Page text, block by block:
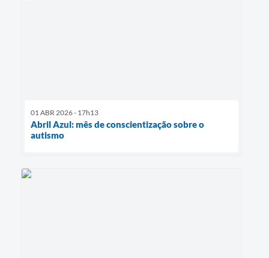
01 ABR 2026 - 17h13
Abril Azul: mês de conscientização sobre o
autismo